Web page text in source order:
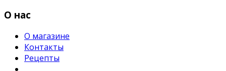
О нас
О магазине
Контакты
Рецепты